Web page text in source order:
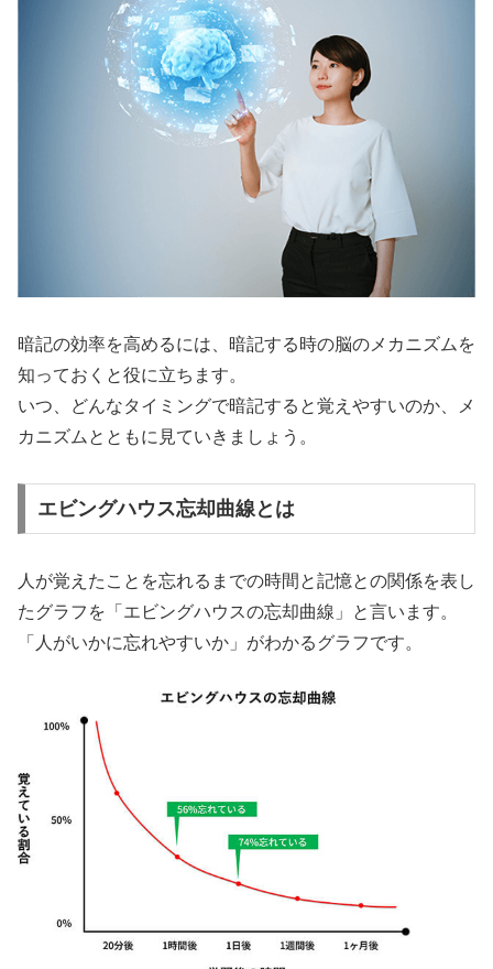
暗記の効率を高めるには、暗記する時の脳のメカニズムを
知っておくと役に立ちます。
いつ、どんなタイミングで暗記すると覚えやすいのか、メ
カニズムとともに見ていきましょう。
エビングハウス忘却曲線とは
人が覚えたことを忘れるまでの時間と記憶との関係を表し
たグラフを「エビングハウスの忘却曲線」と言います。
「人がいかに忘れやすいか」がわかるグラフです。